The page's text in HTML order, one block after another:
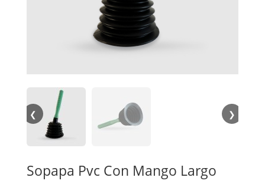
❮ ❯
Sopapa Pvc Con Mango Largo